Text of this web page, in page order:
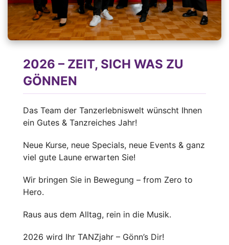
2026 – ZEIT, SICH WAS ZU
GÖNNEN
Das Team der Tanzerlebniswelt wünscht Ihnen
ein Gutes & Tanzreiches Jahr!
Neue Kurse, neue Specials, neue Events & ganz
viel gute Laune erwarten Sie!
Wir bringen Sie in Bewegung – from Zero to
Hero.
Raus aus dem Alltag, rein in die Musik.
2026 wird Ihr TANZjahr – Gönn’s Dir!